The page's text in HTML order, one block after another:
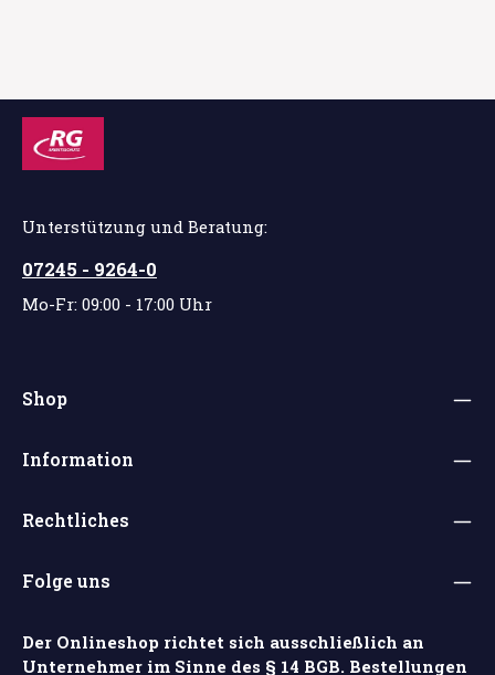
Unterstützung und Beratung:
07245 - 9264-0
Mo-Fr: 09:00 - 17:00 Uhr
Shop
Information
Rechtliches
Folge uns
Der Onlineshop richtet sich ausschließlich an
Unternehmer im Sinne des § 14 BGB. Bestellungen